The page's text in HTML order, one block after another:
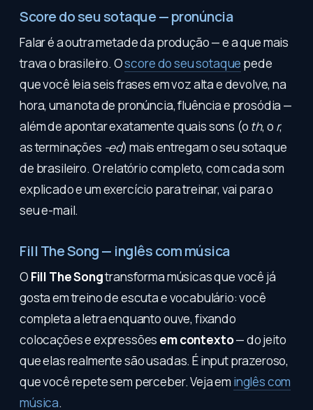
Score do seu sotaque — pronúncia
Falar é a outra metade da produção — e a que mais
trava o brasileiro. Oscore do seu sotaque pede
que você leia seis frases em voz alta e devolve, na
hora, uma nota de pronúncia, fluência e prosódia —
além de apontar exatamente quais sons (o th, o r,
as terminações -ed) mais entregam o seu sotaque
de brasileiro. O relatório completo, com cada som
explicado e um exercício para treinar, vai para o
seu e-mail.
Fill The Song — inglês com música
O Fill The Songtransforma músicas que você já
gosta em treino de escuta e vocabulário: você
completa a letra enquanto ouve, fixando
colocações e expressões em contexto— do jeito
que elas realmente são usadas. É input prazeroso,
que você repete sem perceber. Veja em inglês com
música.